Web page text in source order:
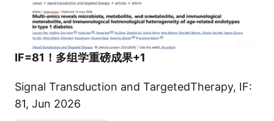
IF=81！多组学重磅成果+1
Signal Transduction and TargetedTherapy, IF:
81, Jun 2026